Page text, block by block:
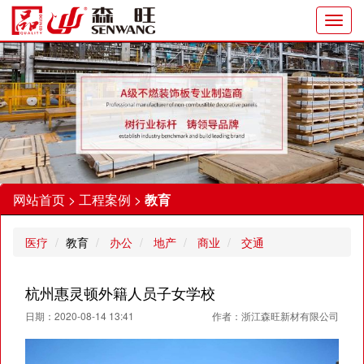
网站首页 > 工程案例 > 教育
医疗 教育 办公 地产 商业 交通
杭州惠灵顿外籍人员子女学校
日期：2020-08-14 13:41 作者：浙江森旺新材有限公司